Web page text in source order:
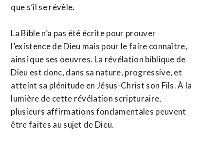
que s’il se révèle.
La Bible n’a pas été écrite pour prouver
l’existence de Dieu mais pour le faire connaître,
ainsi que ses oeuvres. La révélation biblique de
Dieu est donc, dans sa nature, progressive, et
atteint sa plénitude en Jésus-Christ son Fils. À la
lumière de cette révélation scripturaire,
plusieurs affirmations fondamentales peuvent
être faites au sujet de Dieu.